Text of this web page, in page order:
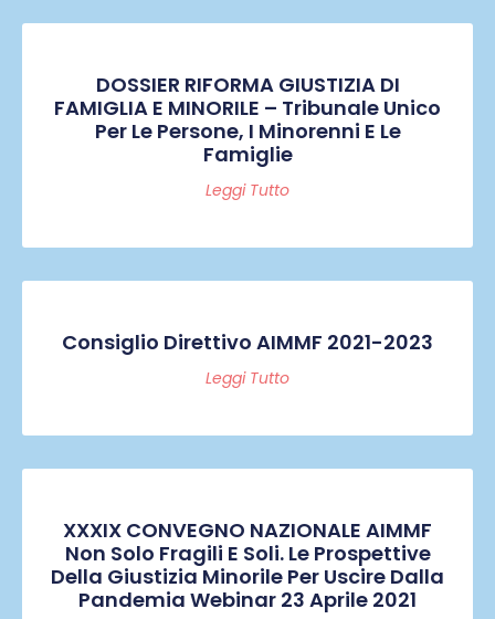
DOSSIER RIFORMA GIUSTIZIA DI
FAMIGLIA E MINORILE – Tribunale Unico
Per Le Persone, I Minorenni E Le
Famiglie
Leggi Tutto
Consiglio Direttivo AIMMF 2021-2023
Leggi Tutto
XXXIX CONVEGNO NAZIONALE AIMMF
Non Solo Fragili E Soli. Le Prospettive
Della Giustizia Minorile Per Uscire Dalla
Pandemia Webinar 23 Aprile 2021